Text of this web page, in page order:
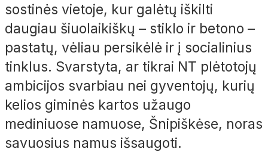
sostinės vietoje, kur galėtų iškilti
daugiau šiuolaikiškų – stiklo ir betono –
pastatų, vėliau persikėlė ir į socialinius
tinklus. Svarstyta, ar tikrai NT plėtotojų
ambicijos svarbiau nei gyventojų, kurių
kelios giminės kartos užaugo
mediniuose namuose, Šnipiškėse, noras
savuosius namus išsaugoti.